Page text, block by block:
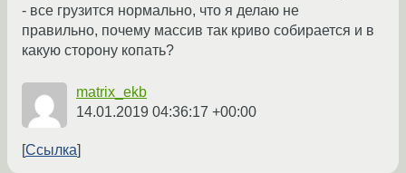
- все грузится нормально, что я делаю не
правильно, почему массив так криво собирается и в
какую сторону копать?
matrix_ekb
14.01.2019 04:36:17 +00:00
Ссылка